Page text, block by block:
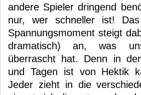
andere Spieler dringend
nur, wer schneller ist!
Spannungsmoment steigt
dramatisch) an, was
überrascht hat. Denn in
und Tagen ist von Hektik
Jeder zieht in die